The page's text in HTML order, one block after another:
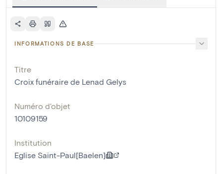
INFORMATIONS DE BASE
Titre
Croix funéraire de Lenad Gelys
Numéro d'objet
10109159
Institution
Eglise Saint-Paul[Baelen]